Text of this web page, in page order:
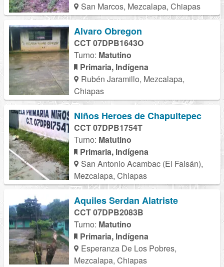
San Marcos, Mezcalapa, Chiapas
Alvaro Obregon
CCT 07DPB1643O
Turno: Matutino
Primaria, Indígena
Rubén Jaramillo, Mezcalapa,
Chiapas
Niños Heroes de Chapultepec
CCT 07DPB1754T
Turno: Matutino
Primaria, Indígena
San Antonio Acambac (El Faisán),
Mezcalapa, Chiapas
Aquiles Serdan Alatriste
CCT 07DPB2083B
Turno: Matutino
Primaria, Indígena
Esperanza De Los Pobres,
Mezcalapa, Chiapas